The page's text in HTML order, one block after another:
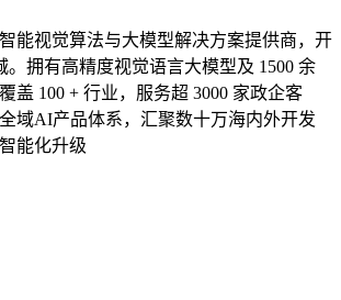
能视觉算法与大模型解决方案提供商，开
。拥有高精度视觉语言大模型及 1500 余
盖 100 + 行业，服务超 3000 家政企客
域AI产品体系，汇聚数十万海内外开发
能化升级